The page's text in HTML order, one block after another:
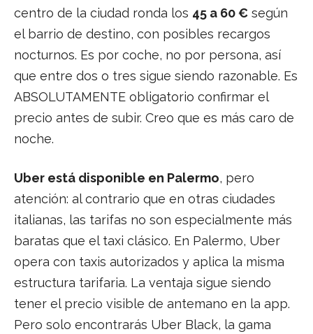
centro de la ciudad ronda los 45 a 60 € según
el barrio de destino, con posibles recargos
nocturnos. Es por coche, no por persona, así
que entre dos o tres sigue siendo razonable. Es
ABSOLUTAMENTE obligatorio confirmar el
precio antes de subir. Creo que es más caro de
noche.
Uber está disponible en Palermo, pero
atención: al contrario que en otras ciudades
italianas, las tarifas no son especialmente más
baratas que el taxi clásico. En Palermo, Uber
opera con taxis autorizados y aplica la misma
estructura tarifaria. La ventaja sigue siendo
tener el precio visible de antemano en la app.
Pero solo encontrarás Uber Black, la gama